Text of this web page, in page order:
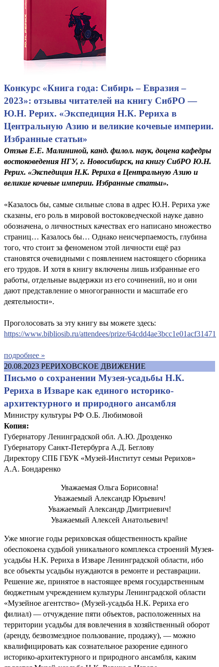
Конкурс «Книга года: Сибирь – Евразия –
2023»: отзывы читателей на книгу СибРО —
Ю.Н. Рерих. «Экспедиция Н.К. Рериха в
Центральную Азию и великие кочевые империи.
Избранные статьи»
Отзыв Е.Е. Малининой, канд. филол. наук, доцена кафедры
востоковедения НГУ, г. Новосибирск, на книгу СибРО Ю.Н.
Рерих. «Экспедиция Н.К. Рериха в Центральную Азию и
великие кочевые империи. Избранные статьи».
«Казалось бы, самые сильные слова в адрес Ю.Н. Рериха уже
сказаны, его роль в мировой востоковедческой науке давно
обозначена, о личностных качествах его написано множество
страниц… Казалось бы… Однако неисчерпаемость, глубина
того, что стоит за феноменом этой личности ещё раз
становятся очевидными с появлением настоящего сборника
его трудов. И хотя в книгу включены лишь избранные его
работы, отдельные выдержки из его сочинений, но и они
дают представление о многогранности и масштабе его
деятельности».
Проголосовать за эту книгу вы можете здесь:
https://www.bibliosib.ru/attendees/prize/64cdd4ae3bcc1e01acf31471
подробнее »
20.08.2023 РЕРИХОВСКОЕ ДВИЖЕНИЕ
Письмо о сохранении Музея-усадьбы Н.К.
Рериха в Изваре как единого историко-
архитектурного и природного ансамбля
Министру культуры РФ О.Б. Любимовой
Копия:
Губернатору Ленинградской обл. А.Ю. Дрозденко
Губернатору Санкт-Петербурга А.Д. Беглову
Директору СПБ ГБУК «Музей-Институт семьи Рерихов»
А.А. Бондаренко
Уважаемая Ольга Борисовна!
Уважаемый Александр Юрьевич!
Уважаемый Александр Дмитриевич!
Уважаемый Алексей Анатольевич!
Уже многие годы рериховская общественность крайне
обеспокоена судьбой уникального комплекса строений Музея-
усадьбы Н.К. Рериха в Изваре Ленинградской области, ибо
все объекты усадьбы нуждаются в ремонте и реставрации.
Решение же, принятое в настоящее время государственным
бюджетным учреждением культуры Ленинградской области
«Музейное агентство» (Музей-усадьба Н.К. Рериха его
филиал) — отчуждение пяти объектов, расположенных на
территории усадьбы для вовлечения в хозяйственный оборот
(аренду, безвозмездное пользование, продажу), — можно
квалифицировать как сознательное разорение единого
историко-архитектурного и природного ансамбля, каким